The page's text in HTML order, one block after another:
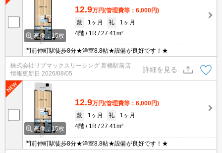
画像：15枚
12.9万円(管理費等：6,000円)
敷
1ヶ月 礼
1ヶ月
4階
1R 27.41m²
門前仲町駅徒歩8分★洋室8.8帖★設備が良好です！★
株式会社リブマックスリーシング 新橋駅前店
情報更新日 2026/08/05
詳細を見る
画像：15枚
12.9万円(管理費等：6,000円)
敷
1ヶ月 礼
1ヶ月
4階
1R 27.41m²
門前仲町駅徒歩8分★洋室8.8帖★設備が良好です！★